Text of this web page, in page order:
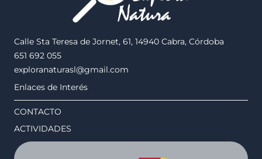
Calle Sta Teresa de Jornet, 61, 14940 Cabra, Córdoba
651 692 055
exploranaturasl@gmail.com
Enlaces de Interés
CONTACTO
ACTIVIDADES